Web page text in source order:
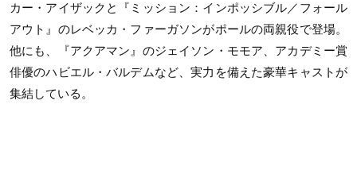
カー・アイザックと『ミッション：インポッシブル／フォール
アウト』のレベッカ・ファーガソンがポールの両親役で登場。
他にも、『アクアマン』のジェイソン・モモア、アカデミー賞
俳優のハビエル・バルデムなど、実力を備えた豪華キャストが
集結している。